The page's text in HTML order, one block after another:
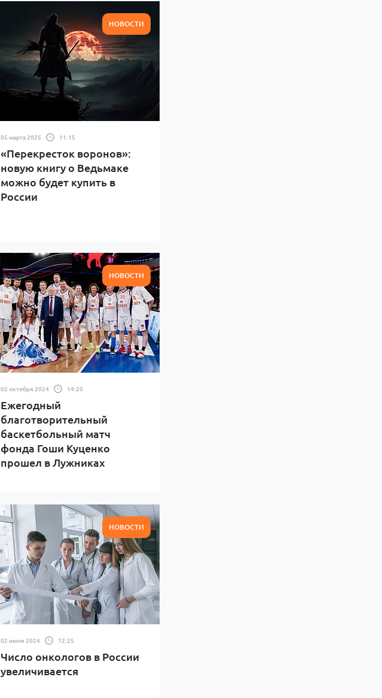
НОВОСТИ
05 марта 2025 11:15
«Перекресток воронов»:
новую книгу о Ведьмаке
можно будет купить в
России
НОВОСТИ
02 октября 2024 14:20
Ежегодный
благотворительный
баскетбольный матч
фонда Гоши Куценко
прошел в Лужниках
НОВОСТИ
02 июля 2024 12:25
Число онкологов в России
увеличивается